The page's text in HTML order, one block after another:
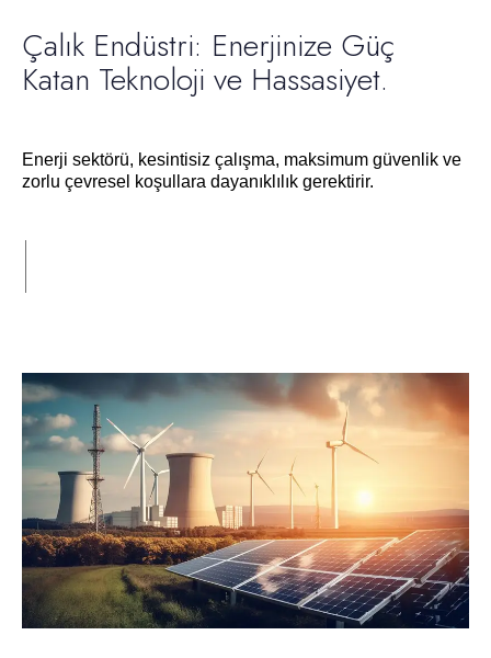
Çalık Endüstri: Enerjinize Güç
Katan Teknoloji ve Hassasiyet.
Enerji sektörü, kesintisiz çalışma, maksimum güvenlik ve
zorlu çevresel koşullara dayanıklılık gerektirir.